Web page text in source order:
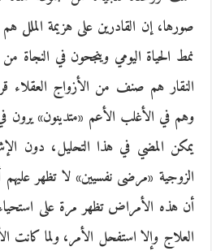
صورها، إن القادرين على هزيمة الملل هم
نمط الحياة اليومي وينجحون في النجاة
النقار هم صنف من الأزواج
وهم في الأغلب الأعم «متدينون» يرون
يمكن المضي في هذا التحليل، دون
الزوجية «مرضى نفسيين» لا تظهر
أن هذه الأمراض تظهر مرة على
العلاج وإلا استفحل الأمر، ولما كانت